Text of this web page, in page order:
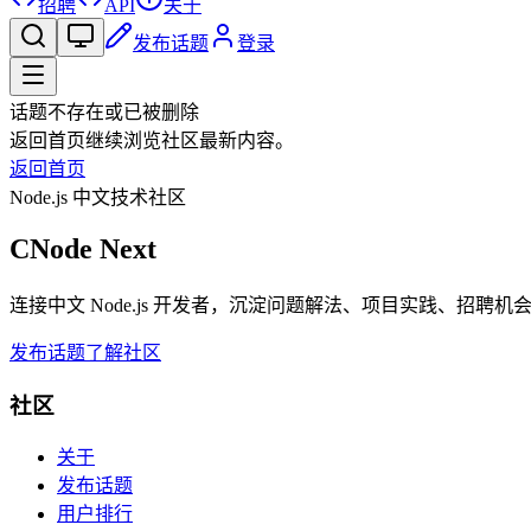
招聘 API
关于
发布话题
登录
话题不存在或已被删除
返回首页继续浏览社区最新内容。
返回首页
Node.js 中文技术社区
CNode Next
连接中文 Node.js 开发者，沉淀问题解法、项目实践、招聘机会
发布话题了解社区
社区
关于
发布话题
用户排行